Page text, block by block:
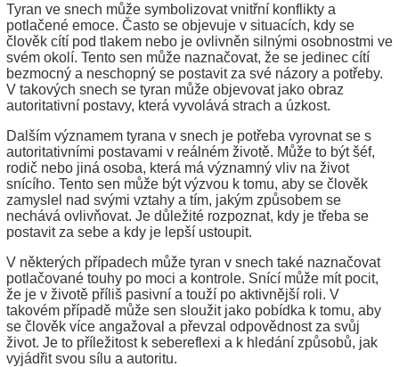
Tyran ve snech může symbolizovat vnitřní konflikty a
potlačené emoce. Často se objevuje v situacích, kdy se
člověk cítí pod tlakem nebo je ovlivněn silnými osobnostmi ve
svém okolí. Tento sen může naznačovat, že se jedinec cítí
bezmocný a neschopný se postavit za své názory a potřeby.
V takových snech se tyran může objevovat jako obraz
autoritativní postavy, která vyvolává strach a úzkost.
Dalším významem tyrana v snech je potřeba vyrovnat se s
autoritativními postavami v reálném životě. Může to být šéf,
rodič nebo jiná osoba, která má významný vliv na život
snícího. Tento sen může být výzvou k tomu, aby se člověk
zamyslel nad svými vztahy a tím, jakým způsobem se
nechává ovlivňovat. Je důležité rozpoznat, kdy je třeba se
postavit za sebe a kdy je lepší ustoupit.
V některých případech může tyran v snech také naznačovat
potlačované touhy po moci a kontrole. Snící může mít pocit,
že je v životě příliš pasivní a touží po aktivnější roli. V
takovém případě může sen sloužit jako pobídka k tomu, aby
se člověk více angažoval a převzal odpovědnost za svůj
život. Je to příležitost k sebereflexi a k hledání způsobů, jak
vyjádřit svou sílu a autoritu.